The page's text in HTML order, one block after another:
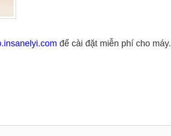
để cài đặt miễn phí cho máy.